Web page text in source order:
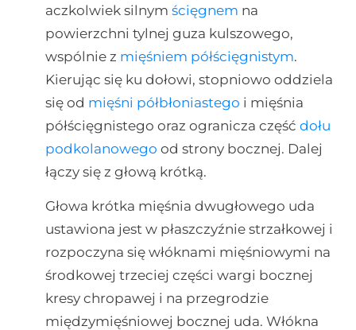
aczkolwiek silnym ścięgnem na
powierzchni tylnej guza kulszowego,
wspólnie z mięśniem półścięgnistym.
Kierując się ku dołowi, stopniowo oddziela
się od mięśni półbłoniastego i mięśnia
półścięgnistego oraz ogranicza część dołu
podkolanowego od strony bocznej. Dalej
łączy się z głową krótką.
Głowa krótka mięśnia dwugłowego uda
ustawiona jest w płaszczyźnie strzałkowej i
rozpoczyna się włóknami mięśniowymi na
środkowej trzeciej części wargi bocznej
kresy chropawej i na przegrodzie
międzymięśniowej bocznej uda. Włókna